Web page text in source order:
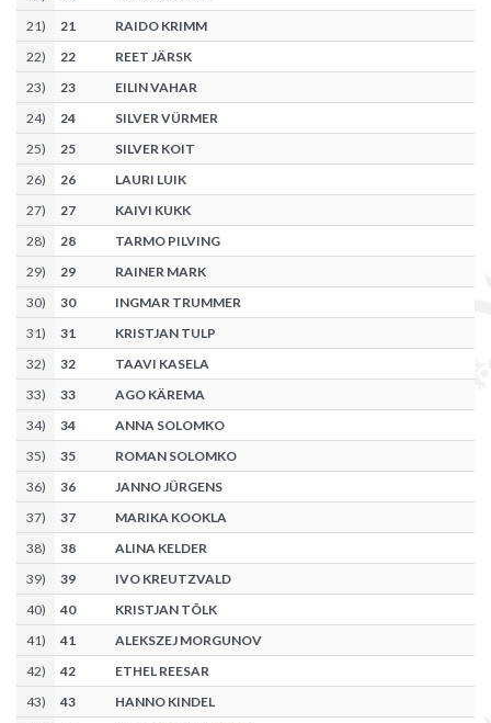
21) 21
RAIDO KRIMM
22) 22
REET JÄRSK
23) 23
EILIN VAHAR
24) 24
SILVER VÜRMER
25) 25
SILVER KOIT
26) 26
LAURI LUIK
27) 27
KAIVI KUKK
28) 28
TARMO PILVING
29) 29
RAINER MARK
30) 30
INGMAR TRUMMER
31) 31
KRISTJAN TULP
32) 32
TAAVI KASELA
33) 33
AGO KÄREMA
34) 34
ANNA SOLOMKO
35) 35
ROMAN SOLOMKO
36) 36
JANNO JÜRGENS
37) 37
MARIKA KOOKLA
38) 38
ALINA KELDER
39) 39
IVO KREUTZVALD
40) 40
KRISTJAN TÕLK
41) 41
ALEKSZEJ MORGUNOV
42) 42
ETHEL REESAR
43) 43
HANNO KINDEL